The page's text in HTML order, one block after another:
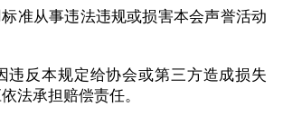
标准从事违法违规或损害本会声誉活动
违反本规定给协会或第三方造成损失
法承担赔偿责任。